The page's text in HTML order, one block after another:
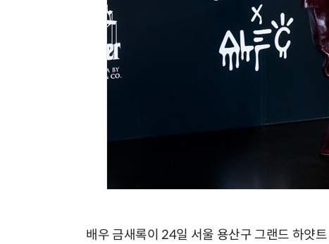
배우 금새록이 24일 서울 용산구 그랜드 하얏